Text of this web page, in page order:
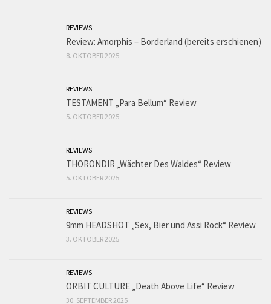
REVIEWS
Review: Amorphis – Borderland (bereits erschienen)
8. OKTOBER 2025
REVIEWS
TESTAMENT „Para Bellum“ Review
5. OKTOBER 2025
REVIEWS
THORONDIR „Wächter Des Waldes“ Review
5. OKTOBER 2025
REVIEWS
9mm HEADSHOT „Sex, Bier und Assi Rock“ Review
3. OKTOBER 2025
REVIEWS
ORBIT CULTURE „Death Above Life“ Review
30. SEPTEMBER 2025